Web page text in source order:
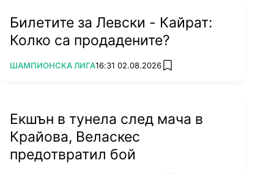
Билетите за Левски - Кайрат:
Колко са продадените?
ПОВЕЧЕ ОТ
ШАМПИОНСКА ЛИГА16:31 02.08.2026 add favorites
Екшън в тунела след мача в
Крайова, Веласкес
предотвратил бой